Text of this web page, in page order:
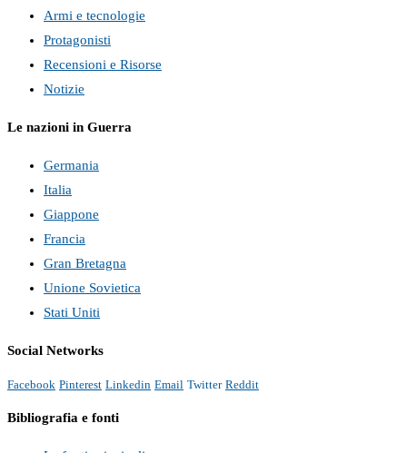
Armi e tecnologie
Protagonisti
Recensioni e Risorse
Notizie
Le nazioni in Guerra
Germania
Italia
Giappone
Francia
Gran Bretagna
Unione Sovietica
Stati Uniti
Social Networks
Facebook Pinterest Linkedin Email Twitter Reddit
Bibliografia e fonti